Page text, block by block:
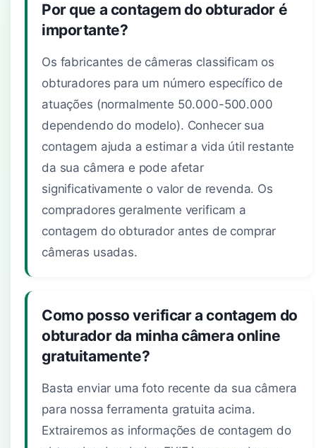
Por que a contagem do obturador é
importante?
Os fabricantes de câmeras classificam os
obturadores para um número específico de
atuações (normalmente 50.000-500.000
dependendo do modelo). Conhecer sua
contagem ajuda a estimar a vida útil restante
da sua câmera e pode afetar
significativamente o valor de revenda. Os
compradores geralmente verificam a
contagem do obturador antes de comprar
câmeras usadas.
Como posso verificar a contagem do
obturador da minha câmera online
gratuitamente?
Basta enviar uma foto recente da sua câmera
para nossa ferramenta gratuita acima.
Extrairemos as informações de contagem do